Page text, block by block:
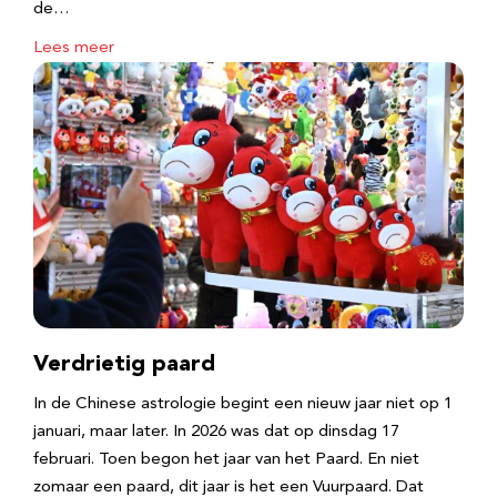
de…
Lees meer
Verdrietig paard
In de Chinese astrologie begint een nieuw jaar niet op 1
januari, maar later. In 2026 was dat op dinsdag 17
februari. Toen begon het jaar van het Paard. En niet
zomaar een paard, dit jaar is het een Vuurpaard. Dat